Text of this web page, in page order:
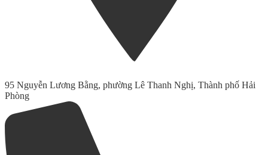
95 Nguyễn Lương Bằng, phường Lê Thanh Nghị, Thành phố Hải
Phòng